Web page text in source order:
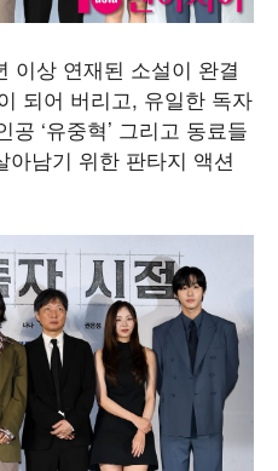
이상 연재된 소설이 완결
되어 버리고, 유일한 독자
공 ‘유중혁’ 그리고 동료들
남기 위한 판타지 액션